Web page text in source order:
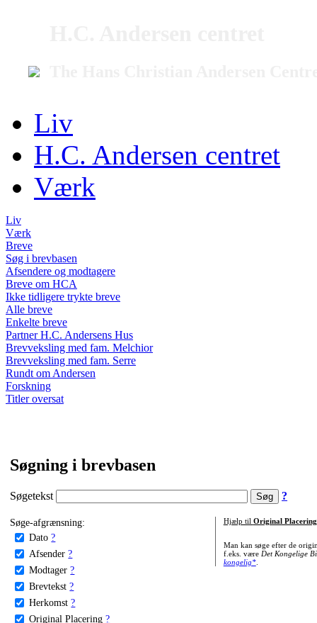
Liv
H.C. Andersen centret
Værk
Liv
Værk
Breve
Søg i brevbasen
Afsendere og modtagere
Breve om HCA
Ikke tidligere trykte breve
Alle breve
Enkelte breve
Partner H.C. Andersens Hus
Brevveksling med fam. Melchior
Brevveksling med fam. Serre
Rundt om Andersen
Forskning
Titler oversat
Søgning i brevbasen
Søgetekst ?
Søge-afgrænsning:
Dato ?
Afsender ?
Modtager ?
Brevtekst ?
Herkomst ?
Original Placering ?
Hjælp til Original Placering
Man kan søge efter de
f.eks. være Det Kongelige
kongelig*.